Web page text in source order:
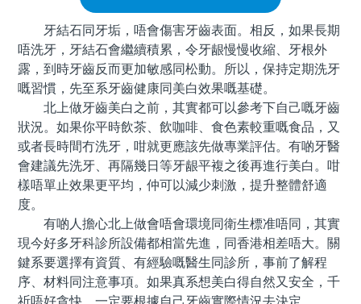
牙結石同牙垢，唔會傷害牙齒表面。相反，如果長期
唔洗牙，牙結石會繼續積累，令牙龈慢慢收縮、牙根外
露，到時牙齒反而更加敏感同松動。所以，保持定期洗牙
嘅習慣，先至系牙齒健康同美白效果嘅基礎。
北上做牙齒美白之前，其實都可以參考下自己嘅牙齒
狀況。如果你平時飲茶、飲咖啡、食色素較重嘅食品，又
或者長時間冇洗牙，咁就更應該先做專業評估。有啲牙醫
會建議先洗牙、再隔幾日等牙龈平複之後再進行美白。咁
樣唔單止效果更平均，仲可以減少刺激，提升整體舒適
度。
有啲人擔心北上做會唔會環境同衛生標准唔同，其實
現今好多牙科診所設備都相當先進，同香港相差唔大。關
鍵系要選擇有資質、有經驗嘅醫生同診所，事前了解程
序、材料同注意事項。如果真系想美白得自然又安全，千
祈唔好貪快，一定要根據自己牙齒實際情況去決定。